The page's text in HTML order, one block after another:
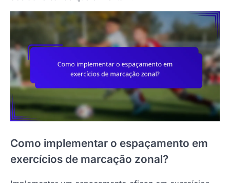
Como implementar o espaçamento em
exercícios de marcação zonal?